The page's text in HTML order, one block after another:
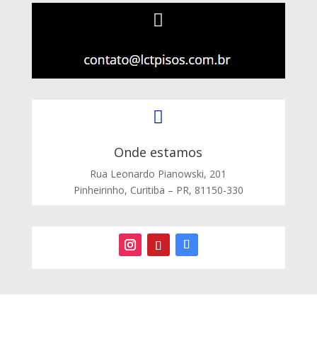


Onde estamos
Rua Leonardo Pianowski, 201
Pinheirinho, Curitiba – PR, 81150-330